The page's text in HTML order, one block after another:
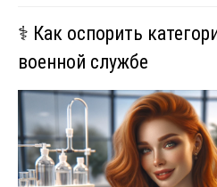
⚕️ Как оспорить
военной службе